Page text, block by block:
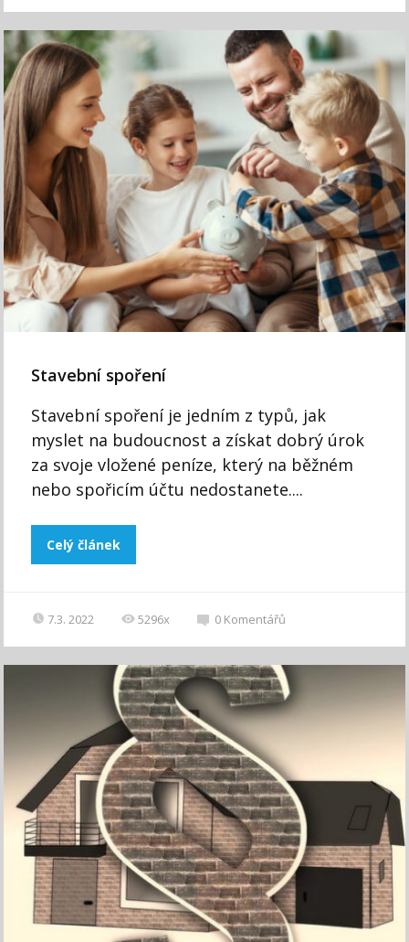
Stavební spoření
Stavební spoření je jedním z typů, jak
myslet na budoucnost a získat dobrý úrok
za svoje vložené peníze, který na běžném
nebo spořicím účtu nedostanete....
Celý článek
7.3. 2022 5296x 0 Komentářů